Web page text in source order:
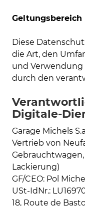
Geltungsbereich
Diese
die Art, den
und
durch den
Digitale-
Garage Michels
Vertrieb von
Lackierung)
GF/CEO: Pol
USt-IdNr.:
18, Route de